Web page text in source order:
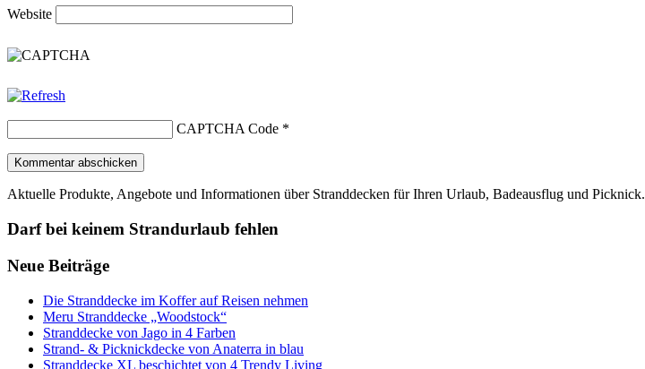
Website
CAPTCHA Code *
Aktuelle Produkte, Angebote und Informationen über Stranddecken für Ihren Urlaub, Badeausflug und Picknick.
Darf bei keinem Strandurlaub fehlen
Neue Beiträge
Die Stranddecke im Koffer auf Reisen nehmen
Meru Stranddecke „Woodstock“
Stranddecke von Jago in 4 Farben
Strand- & Picknickdecke von Anaterra in blau
Stranddecke XL beschichtet von 4 Trendy Living